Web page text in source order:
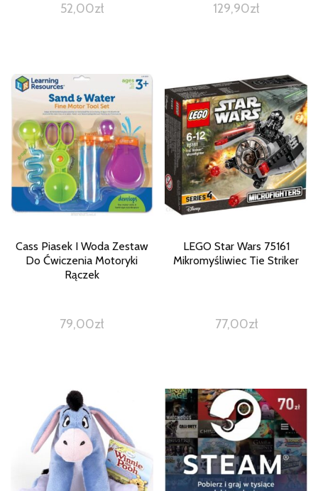
52,00zł 129,90zł
Cass Piasek I Woda Zestaw
Do Ćwiczenia Motoryki
Rączek
79,00zł
LEGO Star Wars 75161
Mikromyśliwiec Tie Striker
77,00zł